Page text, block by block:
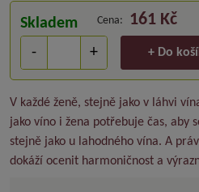
V každé ženě, stejně jako v láhvi
jako víno i žena potřebuje čas, aby
stejně jako u lahodného vína. A
dokáží ocenit harmoničnost a
Skladem Cena: 161 Kč
- + + Do